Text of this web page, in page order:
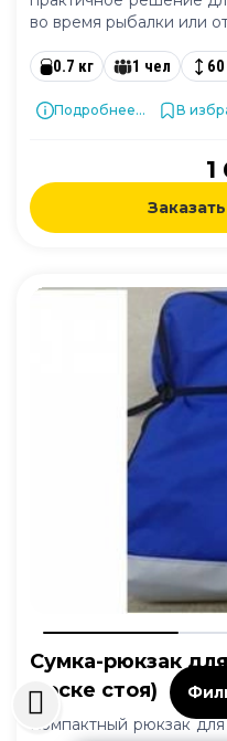
во время рыбалки или
0.7 кг 1 чел
Подробнее... В
1
Сумка-рюкзак
доске стоя)
Компактный рюкзак